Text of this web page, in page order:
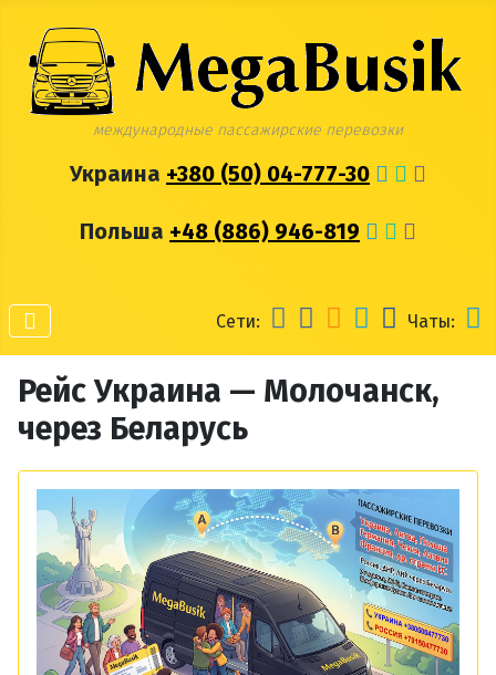
международные пассажирские перевозки
Украина +380 (50) 04-777-30
Польша +48 (886) 946-819
Сети: Чаты:
Рейс Украина — Молочанск,
через Беларусь